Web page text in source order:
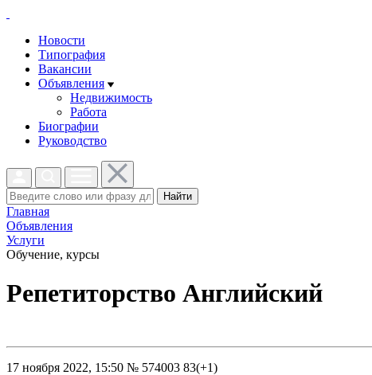
Новости
Типография
Вакансии
Объявления
Недвижимость
Работа
Биографии
Руководство
Найти
Главная
Объявления
Услуги
Обучение, курсы
Репетиторство Английский
17 ноября 2022, 15:50 № 574003 83(+1)